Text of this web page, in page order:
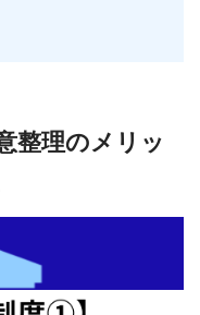
整理のメリッ